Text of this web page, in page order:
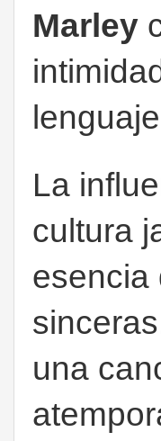
Marley
La
cultura
esencia
una